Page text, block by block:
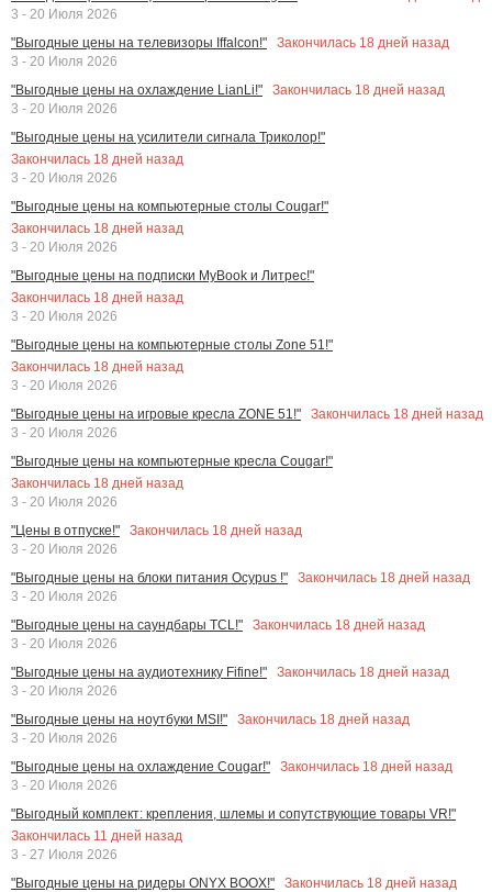
3 - 20 Июля 2026
"Выгодные цены на телевизоры Iffalcon!"
Закончилась 18 дней назад
3 - 20 Июля 2026
"Выгодные цены на охлаждение LianLi!"
Закончилась 18 дней назад
3 - 20 Июля 2026
"Выгодные цены на усилители сигнала Триколор!"
Закончилась 18 дней назад
3 - 20 Июля 2026
"Выгодные цены на компьютерные столы Cougar!"
Закончилась 18 дней назад
3 - 20 Июля 2026
"Выгодные цены на подписки MyBook и Литрес!"
Закончилась 18 дней назад
3 - 20 Июля 2026
"Выгодные цены на компьютерные столы Zone 51!"
Закончилась 18 дней назад
3 - 20 Июля 2026
"Выгодные цены на игровые кресла ZONE 51!"
Закончилась 18 дней назад
3 - 20 Июля 2026
"Выгодные цены на компьютерные кресла Cougar!"
Закончилась 18 дней назад
3 - 20 Июля 2026
"Цены в отпуске!"
Закончилась 18 дней назад
3 - 20 Июля 2026
"Выгодные цены на блоки питания Ocypus !"
Закончилась 18 дней назад
3 - 20 Июля 2026
"Выгодные цены на саундбары TCL!"
Закончилась 18 дней назад
3 - 20 Июля 2026
"Выгодные цены на аудиотехнику Fifine!"
Закончилась 18 дней назад
3 - 20 Июля 2026
"Выгодные цены на ноутбуки MSI!"
Закончилась 18 дней назад
3 - 20 Июля 2026
"Выгодные цены на охлаждение Cougar!"
Закончилась 18 дней назад
3 - 20 Июля 2026
"Выгодный комплект: крепления, шлемы и сопутствующие товары VR!"
Закончилась 11 дней назад
3 - 27 Июля 2026
"Выгодные цены на ридеры ONYX BOOX!"
Закончилась 18 дней назад